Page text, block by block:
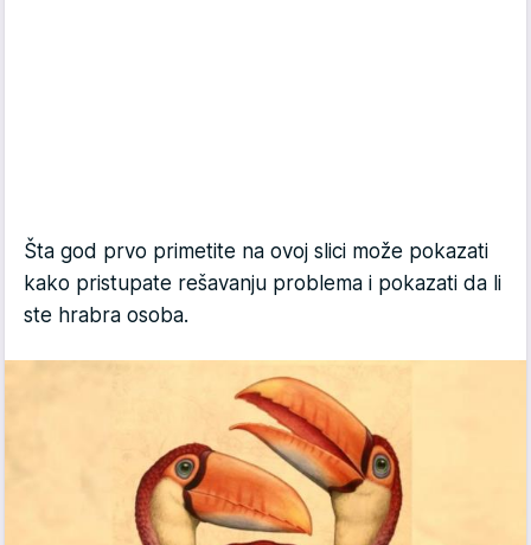
Šta god prvo primetite na ovoj slici može pokazati
kako pristupate rešavanju problema i pokazati da li
ste hrabra osoba.